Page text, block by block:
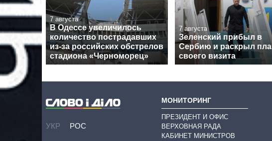
7 августа
В Одессе увеличилось
количество пострадавших
из-за российских обстрелов
стадиона «Черноморец»
7 августа
Зеленский прибыл в
Сербию и раскрыл
своего визита
УКР РОС
МОНИТОРИНГ
ПРЕЗИДЕНТ И ОФИС
ВЕРХОВНАЯ РАДА
КАБИНЕТ МИНИСТРОВ